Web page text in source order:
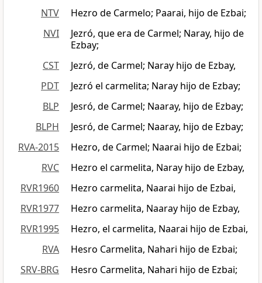
NTV
Hezro de Carmelo; Paarai, hijo de Ezbai;
NVI
Jezró, que era de Carmel; Naray, hijo de
Ezbay;
CST
Jezró, de Carmel; Naray hijo de Ezbay,
PDT
Jezró el carmelita; Naray hijo de Ezbay;
BLP
Jesró, de Carmel; Naaray, hijo de Ezbay;
BLPH
Jesró, de Carmel; Naaray, hijo de Ezbay;
RVA-2015
Hezro, de Carmel; Naarai hijo de Ezbai;
RVC
Hezro el carmelita, Naray hijo de Ezbay,
RVR1960
Hezro carmelita, Naarai hijo de Ezbai,
RVR1977
Hezro carmelita, Naaray hijo de Ezbay,
RVR1995
Hezro, el carmelita, Naarai hijo de Ezbai,
RVA
Hesro Carmelita, Nahari hijo de Ezbai;
SRV-BRG
Hesro Carmelita, Nahari hijo de Ezbai;